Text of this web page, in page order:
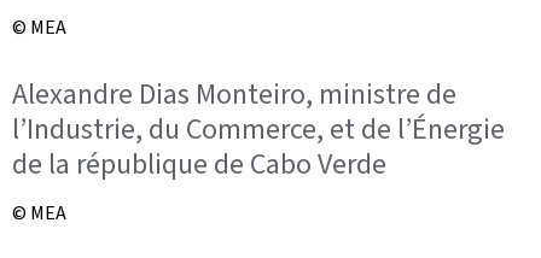
© MEA
Alexandre Dias Monteiro, ministre de
l’Industrie, du Commerce, et de l’Énergie
de la république de Cabo Verde
© MEA